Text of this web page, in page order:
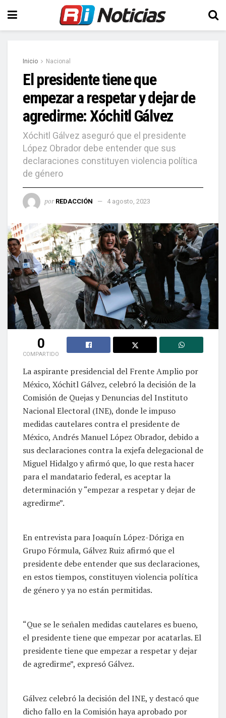
Inicio Nacional
El presidente tiene que
empezar a respetar y dejar de
agredirme: Xóchitl Gálvez
Xóchitl Gálvez aseguró que el presidente
López Obrador debe entender que sus
declaraciones constituyen violencia política
de género
por REDACCIÓN 4 agosto, 2023
0
COMPARTIDO
La aspirante presidencial del Frente Amplio por
México, Xóchitl Gálvez, celebró la decisión de la
Comisión de Quejas y Denuncias del Instituto
Nacional Electoral (INE), donde le impuso
medidas cautelares contra el presidente de
México, Andrés Manuel López Obrador, debido a
sus declaraciones contra la exjefa delegacional de
Miguel Hidalgo y afirmó que, lo que resta hacer
para el mandatario federal, es aceptar la
determinación y “empezar a respetar y dejar de
agredirme”.
En entrevista para Joaquín López-Dóriga en
Grupo Fórmula, Gálvez Ruiz afirmó que el
presidente debe entender que sus declaraciones,
en estos tiempos, constituyen violencia política
de género y ya no están permitidas.
“Que se le señalen medidas cautelares es bueno,
el presidente tiene que empezar por acatarlas. El
presidente tiene que empezar a respetar y dejar
de agredirme”, expresó Gálvez.
Gálvez celebró la decisión del INE, y destacó que
dicho fallo en la Comisión haya aprobado por